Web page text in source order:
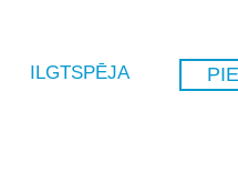
ILGTSPĒJA